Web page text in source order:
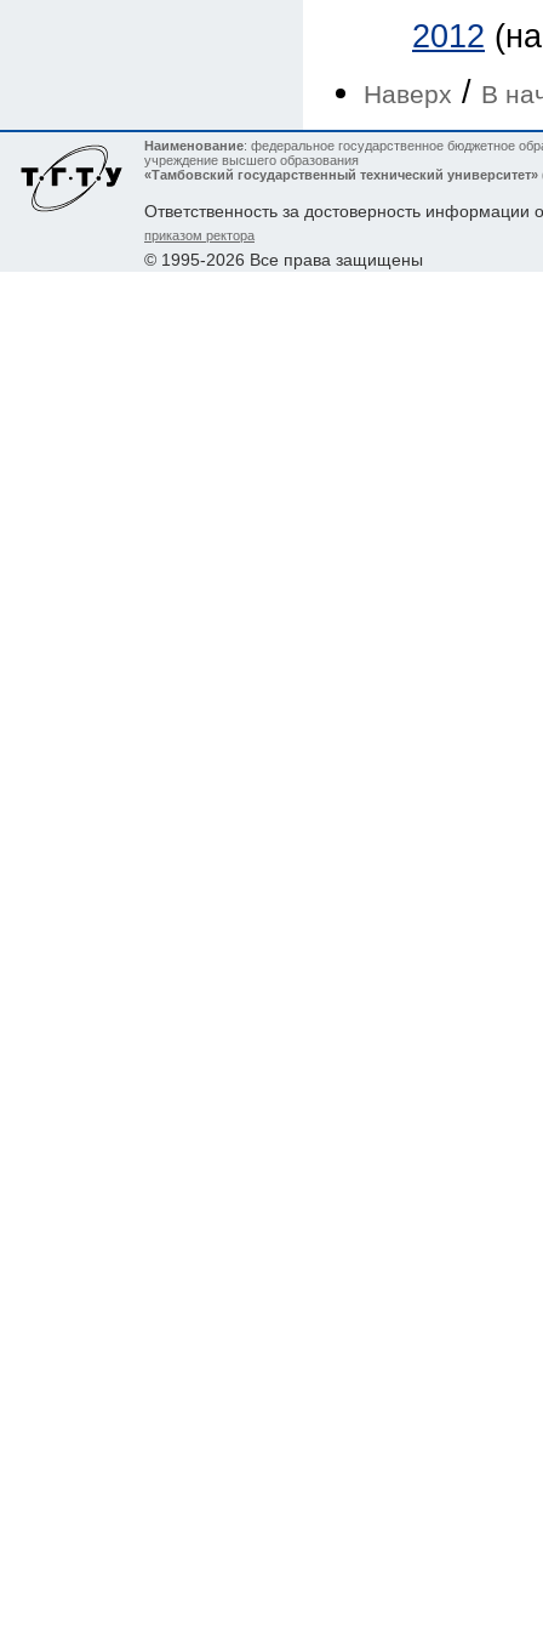
2012
Наверх / В
Наименование: федеральное государственное бюджетное
учреждение высшего образования
«Тамбовский государственный технический
Ответственность за достоверность информации
приказом ректора
© 1995-2026 Все права защищены